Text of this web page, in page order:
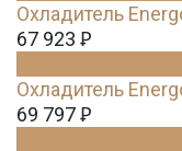
Охладитель
67 923 Ꝑ
Охладитель
69 797Ꝑ